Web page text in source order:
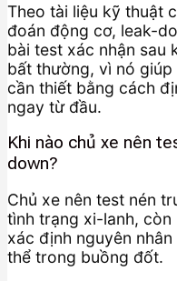
Theo tài liệu kỹ thuật
đoán động cơ, leak-
bài test xác nhận sau
bất thường, vì nó
cần thiết bằng cách
ngay từ đầu.
Khi nào chủ xe nên
down?
Chủ xe nên test nén
tình trạng xi-lanh, còn
xác định nguyên
thể trong buồng đốt.